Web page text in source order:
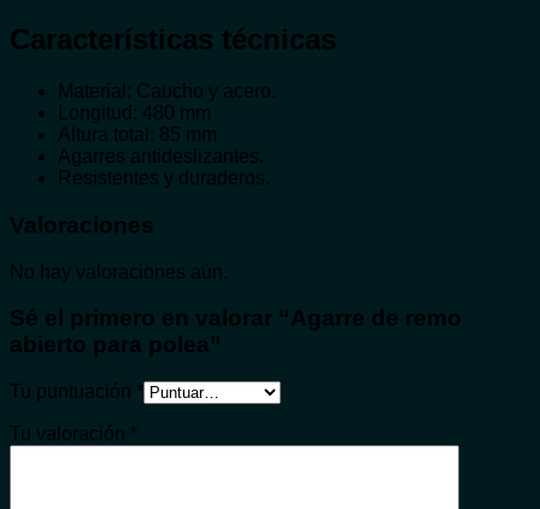
Características técnicas
Material: Caucho y acero.
Longitud: 480 mm
Altura total: 85 mm
Agarres antideslizantes.
Resistentes y duraderos.
Valoraciones
No hay valoraciones aún.
Sé el primero en valorar “Agarre de remo
abierto para polea”
Tu puntuación *
Tu valoración *